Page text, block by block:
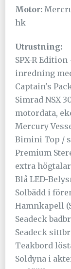
Motor:
hk
Utrustning:
SPX-R
inredning
Captain's
Simrad NSX
motordata,
Mercury
Bimini Top /
Premium
extra
Blå LED-
Solbädd i
Hamnkapell
Seadeck
Seadeck
Teakbord
Soldyna i